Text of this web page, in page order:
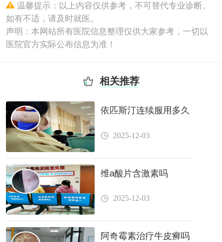
温馨提示：以上内容仅供参考，不可替代专业诊断。
如有不适，请及时就医。
声明：本网站所有医院信息整理仅供大家参考，一切以
医院官方实际公布信息为准！
相关推荐
依匹斯汀连续服用多久
2025-12-03
维a酸片含激素吗
2025-12-03
阿奇霉素治疗牛皮癣吗